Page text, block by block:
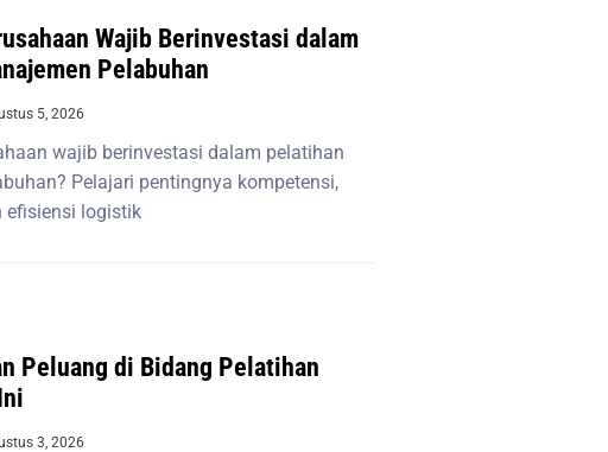
Wajib Berinvestasi dalam
Pelabuhan
5, 2026
wajib berinvestasi dalam pelatihan
Pelajari pentingnya kompetensi,
efisiensi logistik
Peluang di Bidang Pelatihan
3, 2026